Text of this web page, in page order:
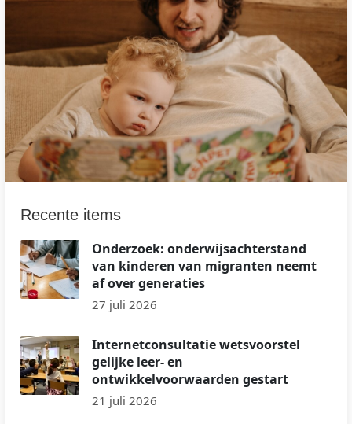
Recente items
Onderzoek: onderwijsachterstand
van kinderen van migranten neemt
af over generaties
27 juli 2026
Internetconsultatie wetsvoorstel
gelijke leer- en
ontwikkelvoorwaarden gestart
21 juli 2026